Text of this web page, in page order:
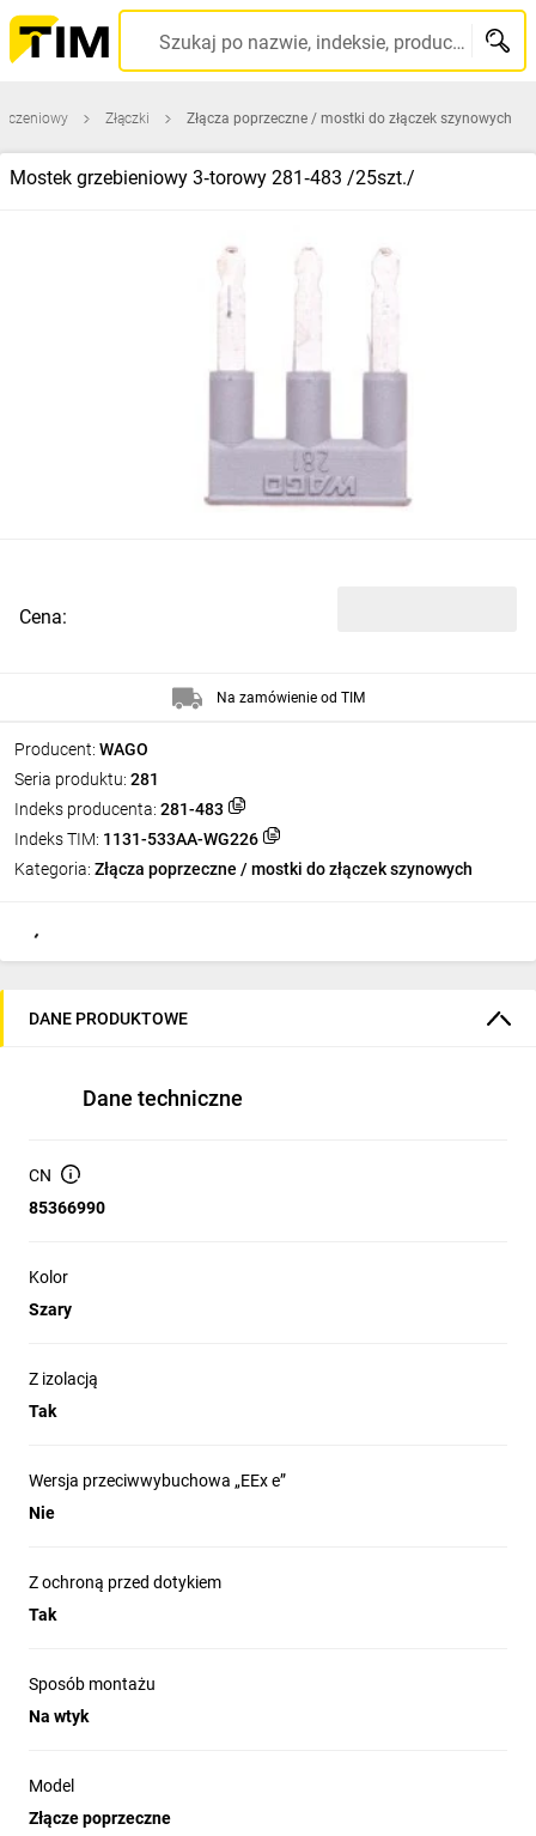
Szukaj po nazwie, indeksie, producencie, kodzie kreskowym...
Złączki Złącza poprzeczne / mostki do złączek szynowych
Mostek grzebieniowy 3‑torowy 281‑483 /25szt./
Producent: WAGO
Seria produktu: 281
Indeks producenta: 281-483
Indeks TIM: 1131-533AA-WG226
Kategoria: Złącza poprzeczne / mostki do złączek szynowych
Cena:
Na zamówienie od TIM
DANE PRODUKTOWE
Dane techniczne
CN
85366990
Kolor
Szary
Z izolacją
Tak
Wersja przeciwwybuchowa „EEx e”
Nie
Z ochroną przed dotykiem
Tak
Sposób montażu
Na wtyk
Model
Złącze poprzeczne